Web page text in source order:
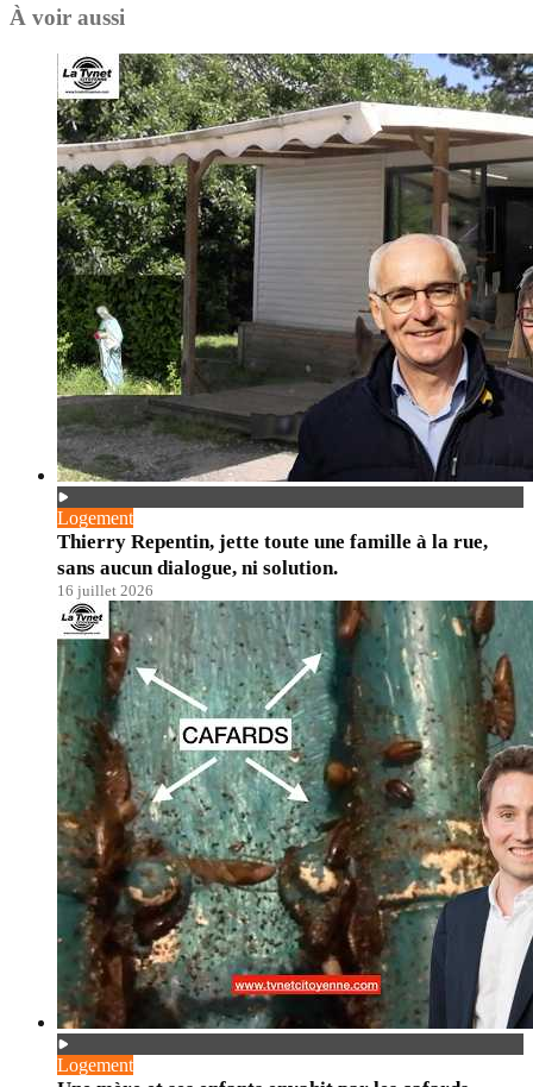
À voir aussi
Logement
Thierry Repentin, jette toute une famille à la rue,
sans aucun dialogue, ni solution.
16 juillet 2026
Logement